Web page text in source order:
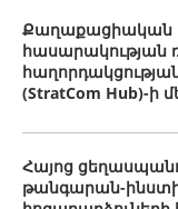
Քաղաքացիական
(StratCom Hub)-ի
Հայոց
թանգարան-